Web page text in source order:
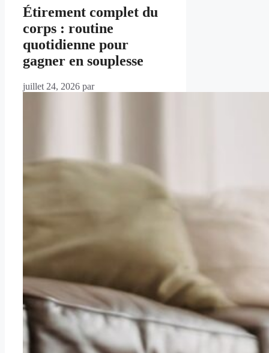
Étirement complet du
corps : routine
quotidienne pour
gagner en souplesse
juillet 24, 2026 par